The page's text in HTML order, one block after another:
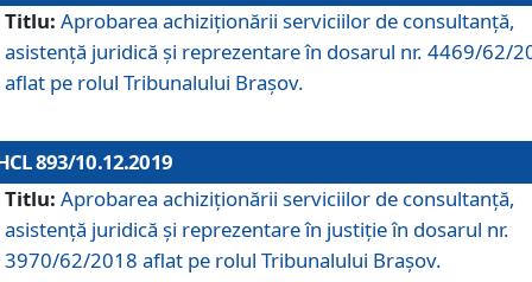
Titlu: Aprobarea achiziţionării serviciilor de consultanţă,
asistenţă juridică şi reprezentare în dosarul nr. 4469/62/
aflat pe rolul Tribunalului Braşov.
893/10.12.2019
Titlu: Aprobarea achiziţionării serviciilor de consultanţă,
asistenţă juridică şi reprezentare în justiţie în dosarul nr.
3970/62/2018 aflat pe rolul Tribunalului Braşov.